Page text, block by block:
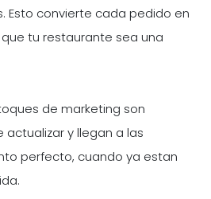
Esto convierte cada pedido en
tu restaurante sea una
de marketing son
y llegan a las
perfecto, cuando ya estan